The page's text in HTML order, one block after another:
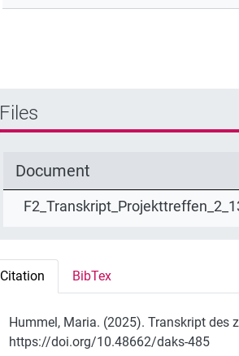
Files
Document
Citation BibTex
Hummel, Maria. (2025). Transkript des
https://doi.org/10.48662/daks-485